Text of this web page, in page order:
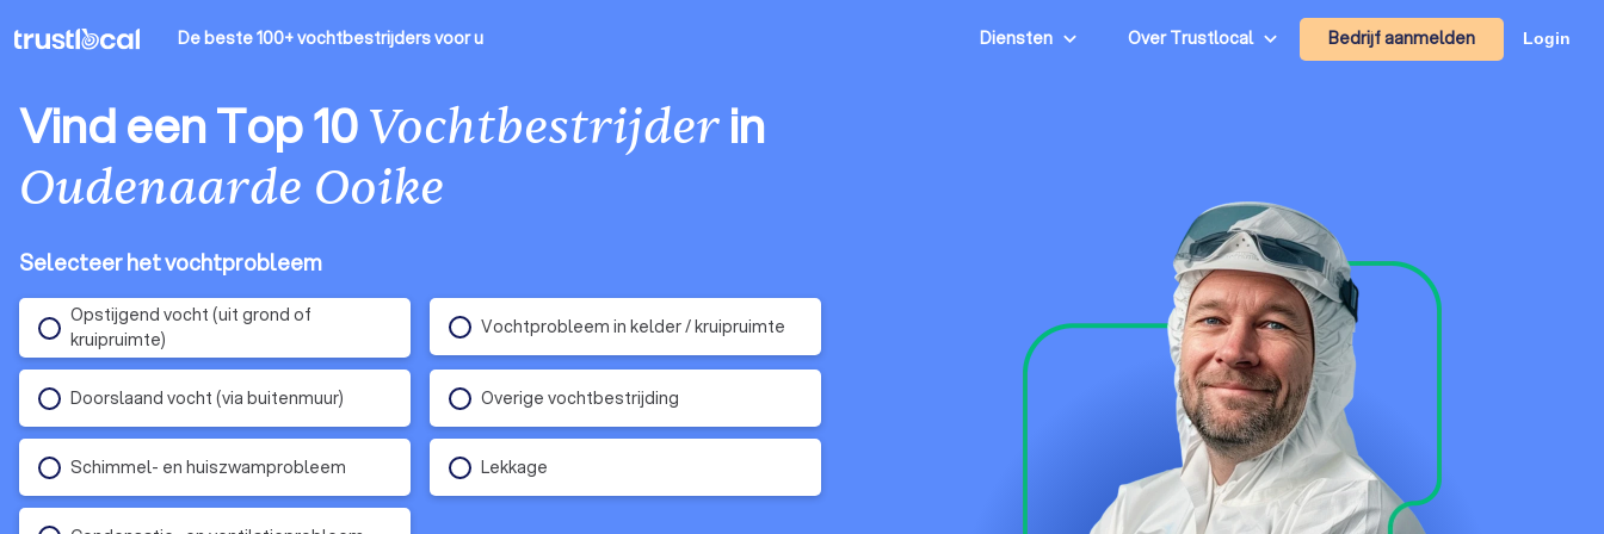
De beste 100+ vochtbestrijdersvoor u Diensten Over Trustlocal Bedrijf aanmelden Login
Vind een Top 10Vochtbestrijderin
Oudenaarde Ooike
Selecteer het vochtprobleem
Opstijgend vocht (uit grond of
kruipruimte)
Vochtprobleem in kelder / kruipruimte
Doorslaand vocht (via buitenmuur) Overige vochtbestrijding
Schimmel- en huiszwamprobleem Lekkage